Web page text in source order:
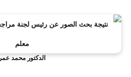
الدكتور محمد عمر